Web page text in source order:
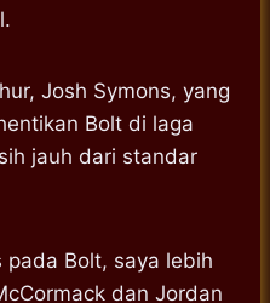
Josh Symons, yang
Bolt di laga
jauh dari standar
pada Bolt, saya lebih
dan Jordan